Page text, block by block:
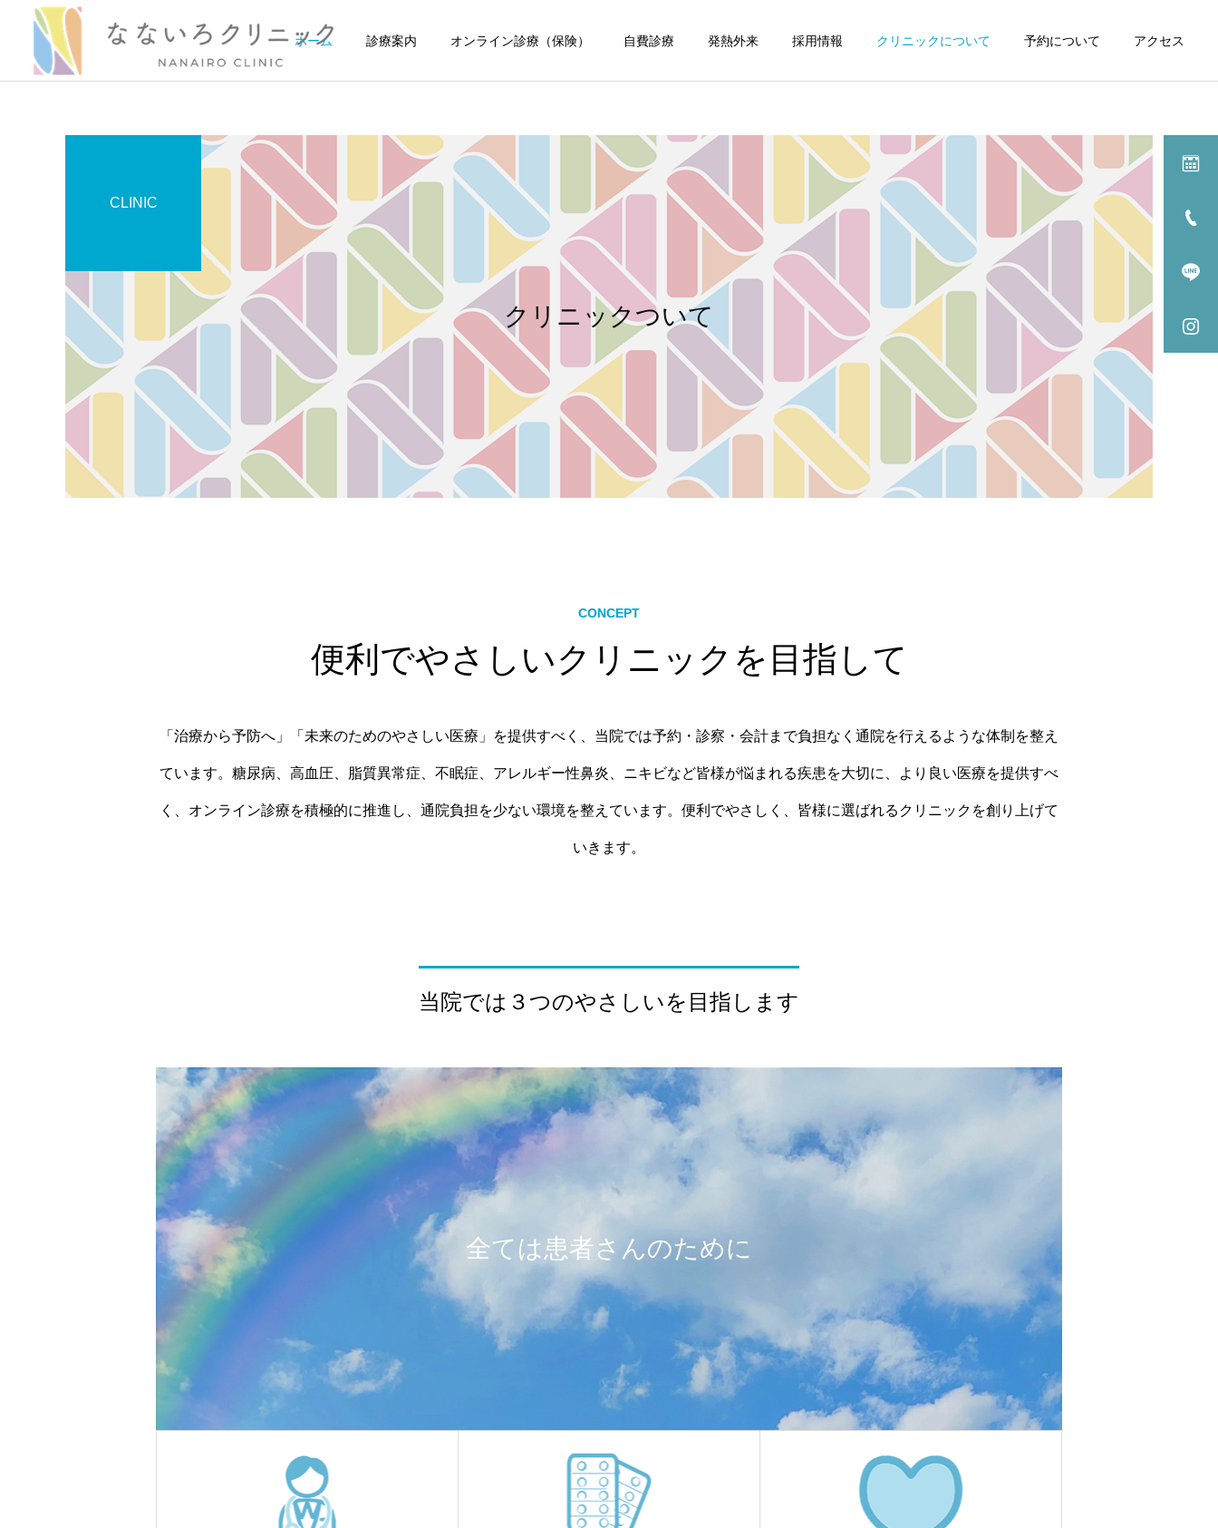
ホーム 診療案内 オンライン診療（保険） 自費診療 発熱外来 採用情報 クリニックについて 予約について アクセス
詳細を見る
［医師解説］マンジャロと
低用量ピルの併用はでき
る？注意すべき理由と対策
［医師解説］生活習慣の修
正でどれだけ血圧が下がる
のか？
血圧の薬を飲み続ける必要
がある？医師の考えをわか
りやすく伝えます
アジルサルタン（アジル
バ）とは？ 高血圧治療薬を
患者目線でわかりやすく解
説
高血圧
最も選ばれる高血圧治療薬
「アムロジピン」について
解説。その効果、副作用、
選ばれる理由、日常の注意
高血圧
［高血圧治療薬］カルシウ
ム拮抗薬ってどんな薬？代
表的な薬剤と主な副作用を
解説
クリニックついて
CLINIC
CONCEPT
便利でやさしいクリニックを目指して
「治療から予防へ」「未来のためのやさしい医療」を提供すべく、当院では予約・診察・会計まで負担なく通院を行えるような体制を整え
ています。糖尿病、高血圧、脂質異常症、不眠症、アレルギー性鼻炎、ニキビなど皆様が悩まれる疾患を大切に、より良い医療を提供すべ
く、オンライン診療を積極的に推進し、通院負担を少ない環境を整えています。便利でやさしく、皆様に選ばれるクリニックを創り上げて
いきます。
当院では３つのやさしいを目指します
全ては患者さんのために